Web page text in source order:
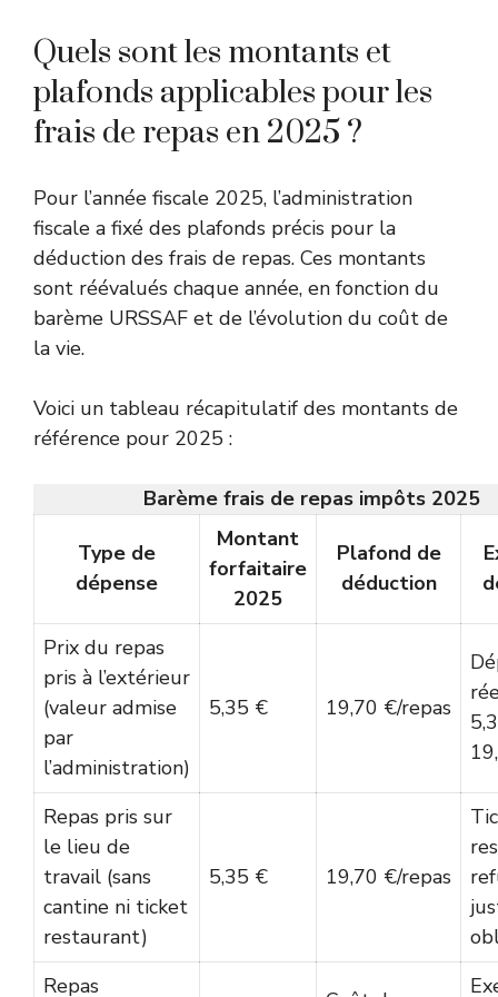
Quels sont les montants et
plafonds applicables pour les
frais de repas en 2025 ?
Pour l’année fiscale 2025, l’administration
fiscale a fixé des plafonds précis pour la
déduction des frais de repas. Ces montants
sont réévalués chaque année, en fonction du
barème URSSAF et de l’évolution du coût de
la vie.
Voici un tableau récapitulatif des montants de
référence pour 2025 :
Barème frais de repas impôts 2025
Type de
dépense
Montant
forfaitaire
2025
Plafond de
déduction
Prix du repas
pris à l’extérieur
(valeur admise
par
l’administration)
5,35 € 19,70 €/repas
Repas pris sur
le lieu de
travail (sans
cantine ni ticket
restaurant)
5,35 € 19,70 €/repas
Repas